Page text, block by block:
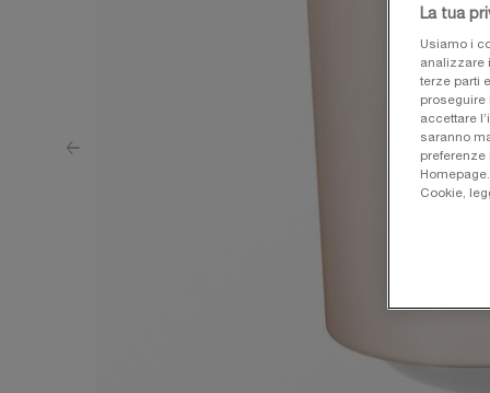
La tua
Usiamo i
analizzare
terze parti
proseguire
accettare
saranno
preferenze
Cookie,